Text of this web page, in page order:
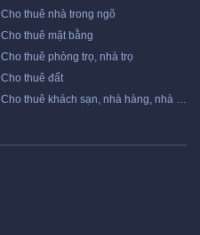
Cho thuê nhà trong ngõ
Cho thuê mặt bằng
Cho thuê phòng trọ, nhà trọ
Cho thuê đất
Cho thuê khách sạn, nhà hàng, nhà nghỉ